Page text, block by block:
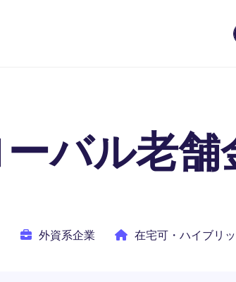
ーバル老舗
外資系企業 在宅可・ハイブリ